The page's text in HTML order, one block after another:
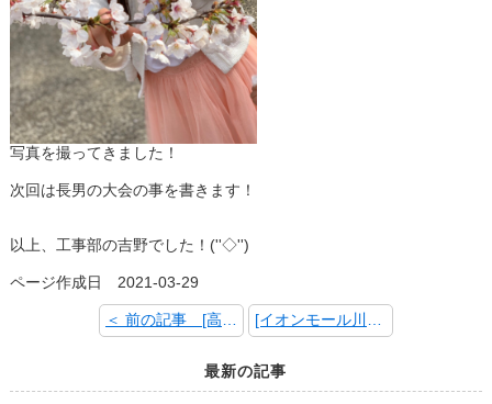
写真を撮ってきました！
次回は長男の大会の事を書きます！
以上、工事部の吉野でした！(''◇'')
ページ作成日 2021-03-29
＜ 前の記事 [高級生食パン！] [イオンモール川口前川] 次の記事 ＞
最新の記事